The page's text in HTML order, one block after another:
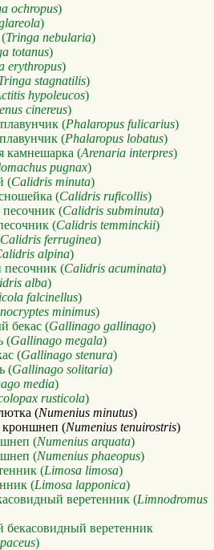
ochropus)
)
Tringa nebularia)
totanus)
erythropus)
stagnatilis)
hypoleucos)
cinereus)
(Phalaropus fulicarius)
(Phalaropus lobatus)
камнешарка (Arenaria interpres)
pugnax)
(Calidris minuta)
(Calidris ruficollis)
(Calidris subminuta)
(Calidris temminckii)
Calidris ferruginea)
alpina)
песочник (Calidris acuminata)
alba)
falcinellus)
minimus)
бекас (Gallinago gallinago)
(Gallinago megala)
(Gallinago stenura)
(Gallinago solitaria)
media)
rusticola)
(Numenius minutus)
(Numenius tenuirostris)
(Numenius arquata)
(Numenius phaeopus)
(Limosa limosa)
(Limosa lapponica)
веретенник (Limnodromus
бекасовидный веретенник
)